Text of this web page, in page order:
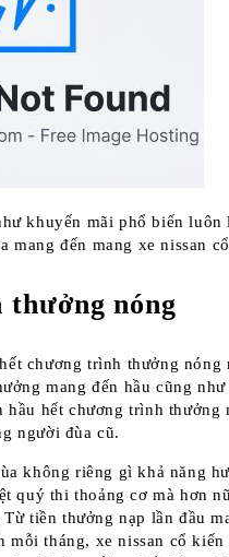
khuyến mãi phổ biến luôn
mang đến mang xe nissan
thưởng nóng
chương trình thưởng nóng
mang đến hầu cũng như
hầu hết chương trình thưởng
người đùa cũ.
không riêng gì khả năng
quý thi thoảng cơ mà hơn
tiền thưởng nạp lần đầu
mỗi tháng, xe nissan cổ